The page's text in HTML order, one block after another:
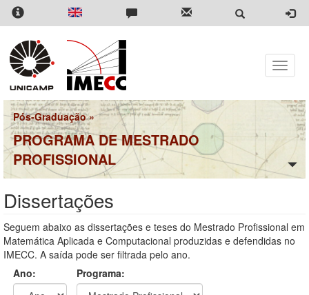
Pular
para
conteúdo
principal
Toggle
Pós-Graduação»
PROGRAMA DE MESTRADO
PROFISSIONAL
Dissertações
Seguem abaixo as dissertações e teses do Mestrado Profissional em
Matemática Aplicada e Computacional produzidas e defendidas no
IMECC. A saída pode ser filtrada pelo ano.
Ano:
Programa: